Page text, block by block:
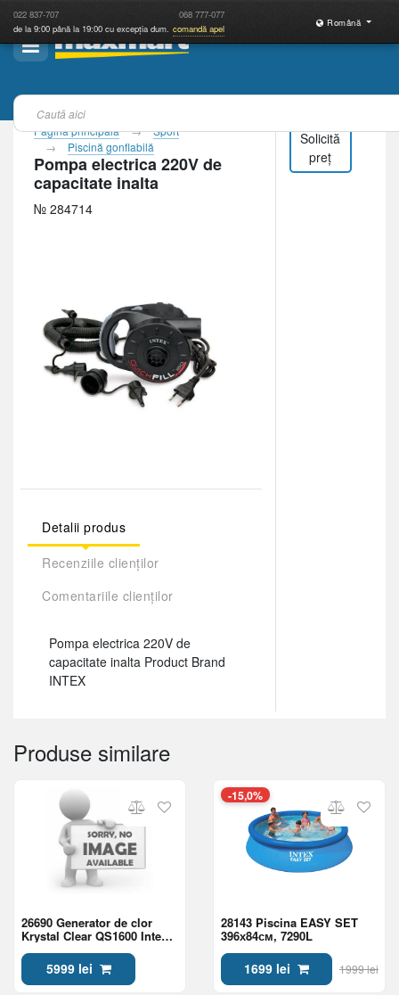
022 837-707 068 777-077
de la 9:00 până la 19:00 cu excepția dum. comandă apel
Română
Pagina principală
Sport
Piscină gonflabilă
Pompa electrica 220V de
capacitate inalta
№ 284714
Detalii produs
Recenziile clienților
Comentariile clienților
Pompa electrica 220V de
capacitate inalta Product Brand
INTEX
Solicită
preț
Produse similare
26690 Generator de clor
Krystal Clear QS1600 Intex
cu wifi5999 lei
-15,0%
28143 Piscina EASY SET
396х84см, 7290L
1699 lei 1999 lei